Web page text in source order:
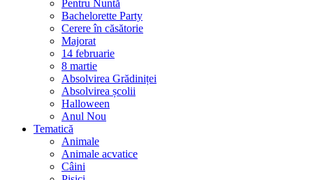
Pentru Nuntă
Bachelorette Party
Cerere în căsătorie
Majorat
14 februarie
8 martie
Absolvirea Grădiniței
Absolvirea școlii
Halloween
Anul Nou
Tematică
Animale
Animale acvatice
Câini